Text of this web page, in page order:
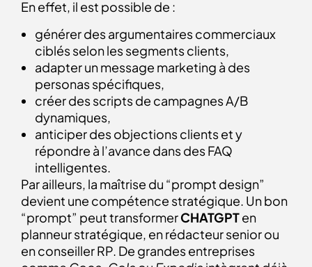
En effet, il est possible de :
générer des argumentaires commerciaux
ciblés selon les segments clients,
adapter un message marketing à des
personas spécifiques,
créer des scripts de campagnes A/B
dynamiques,
anticiper des objections clients et y
répondre à l’avance dans des FAQ
intelligentes.
Par ailleurs, la maîtrise du “prompt design”
devient une compétence stratégique. Un bon
“prompt” peut transformerCHATGPTen
planneur stratégique, en rédacteur senior ou
en conseiller RP. De grandes entreprises